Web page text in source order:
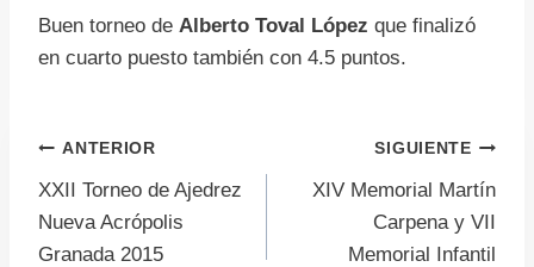
Buen torneo de Alberto Toval López que finalizó
en cuarto puesto también con 4.5 puntos.
Navegación
de
ANTERIOR
XXII Torneo de Ajedrez
Nueva Acrópolis
Granada 2015
SIGUIENTE
XIV Memorial Martín
Carpena y VII
Memorial Infantil